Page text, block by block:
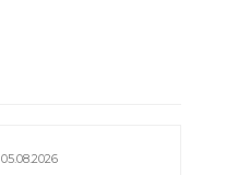
05.08.2026